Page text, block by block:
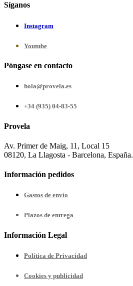
Síganos
Instagram
Youtube
Póngase en contacto
hola@provela.es
+34 (935) 04-83-55
Provela
Av. Primer de Maig, 11, Local 15
08120, La Llagosta - Barcelona, España.
Información pedidos
Gastos de envío
Plazos de entrega
Información Legal
Política de Privacidad
Cookies y publicidad